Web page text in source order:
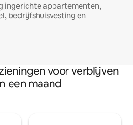
ingerichte appartementen,
bedrijfshuisvesting en
voor verblijven
een maand